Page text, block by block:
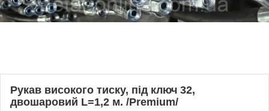
Рукав високого тиску, під ключ 32,
двошаровий L=1,2 м. /Premium/